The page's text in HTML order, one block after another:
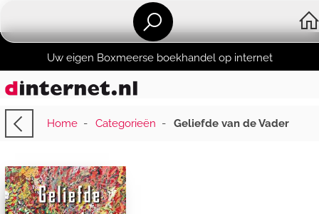
Uw eigen Boxmeerse boekhandel op internet
Home- Categorieën - Geliefde van de Vader